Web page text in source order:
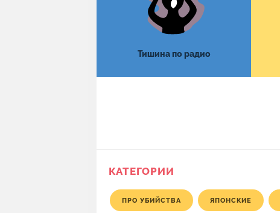
Тишина по радио
КАТЕГОРИИ
ПРО УБИЙСТВА ЯПОНСКИЕ